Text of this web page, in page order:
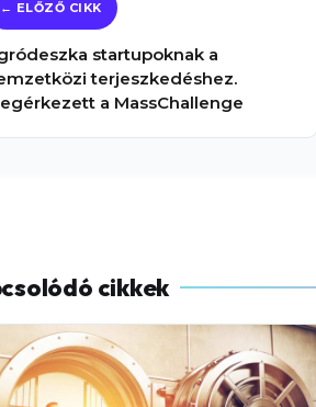
startupoknak a
terjeszkedéshez.
a MassChallenge